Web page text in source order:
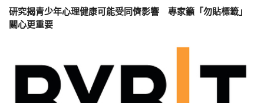
研究揭青少年心理健康可能受同儕影響 專家籲「勿貼標籤」
關心更重要